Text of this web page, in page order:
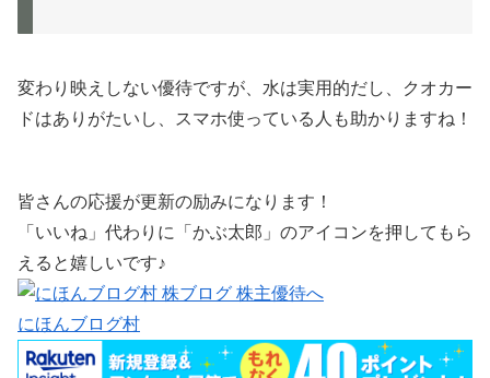
変わり映えしない優待ですが、水は実用的だし、クオカー
ドはありがたいし、スマホ使っている人も助かりますね！
皆さんの応援が更新の励みになります！
「いいね」代わりに「かぶ太郎」のアイコンを押してもら
えると嬉しいです♪
にほんブログ村